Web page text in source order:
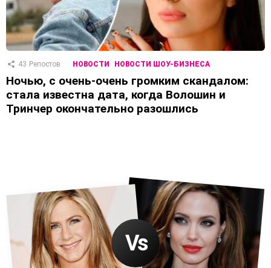
43 Репостов НОВОСТИ НОВОСТИ ШОУ-БИЗНЕСА
Ночью, с очень-очень громким скандалом:
стала известна дата, когда Волошин и
Тринчер окончательно разошлись